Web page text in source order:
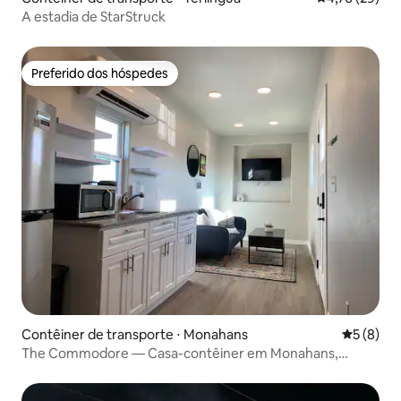
A estadia de StarStruck
Preferido dos hóspedes
Preferido dos hóspedes
Contêiner de transporte ⋅ Monahans 5 de
5 (8)
The Commodore — Casa-contêiner em Monahans,